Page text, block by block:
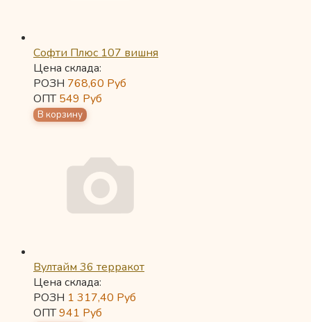
Софти Плюс 107 вишня
Цена склада:
РОЗН 768,60 Руб
ОПТ549 Руб
Вултайм 36 терракот
Цена склада:
РОЗН 1 317,40 Руб
ОПТ941 Руб